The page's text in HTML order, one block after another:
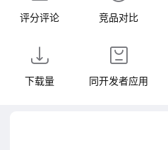
评分评论 竞品对比
下载量 同开发者应用